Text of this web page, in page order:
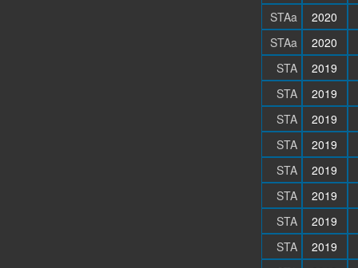
STAa
2020
STAa
2020
STA
2019
STA
2019
STA
2019
STA
2019
STA
2019
STA
2019
STA
2019
STA
2019